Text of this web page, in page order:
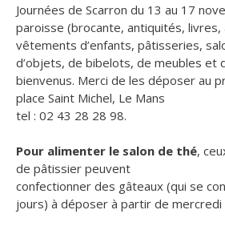
Journées de Scarron du 13 au 17
paroisse (brocante, antiquités,
vêtements d’enfants, pâtisseries,
d’objets, de bibelots, de meubles et
bienvenus. Merci de les déposer au
place Saint Michel, Le Mans
tel : 02 43 28 28 98.
Pour alimenter le salon de thé,
de pâtissier peuvent
confectionner des gâteaux (qui se
jours) à déposer à partir de mercredi